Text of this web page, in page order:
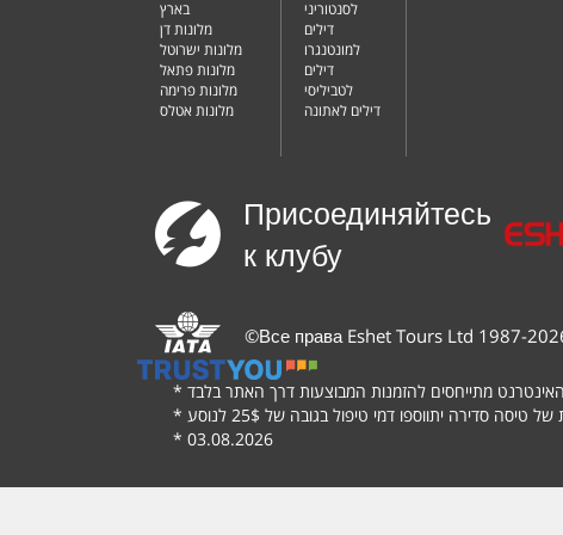
בארץ
מלונות דן
מלונות ישרוטל
מלונות פתאל
מלונות פרימה
מלונות אטלס
לסנטוריני
דילים
למונטנגרו
דילים
לטביליסי
דילים לאתונה
Присоединяйтесь
к клубу
©Все права Eshet Tours Ltd 1987-
*
*
* 03.08.2026